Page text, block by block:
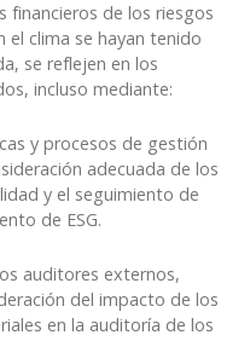
financieros de los riesgos
el clima se hayan tenido
se reflejen en los
incluso mediante:
y procesos de gestión
adecuada de los
y el seguimiento de
de ESG.
auditores externos,
del impacto de los
en la auditoría de los